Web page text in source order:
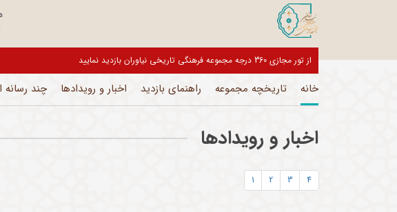
از تور مجازی 360 درجه مجموعه فرهنگی تاریخی نیاوران بازدید نمایید
خانه تاریخچه مجموعه راهنمای بازدید اخبار و رویدادها چند رسانه
اخبار و رویدادها
1 2 3 4